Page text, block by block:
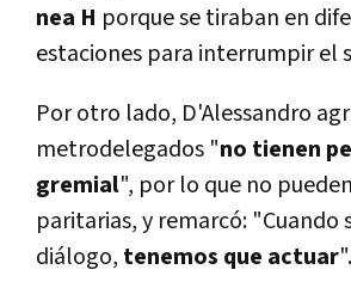
nea H porque se tiraban en
estaciones para interrumpir el
Por otro lado, D'Alessandro
metrodelegados "no tienen
gremial", por lo que no
paritarias, y remarcó: "Cuando
diálogo, tenemos que actuar".